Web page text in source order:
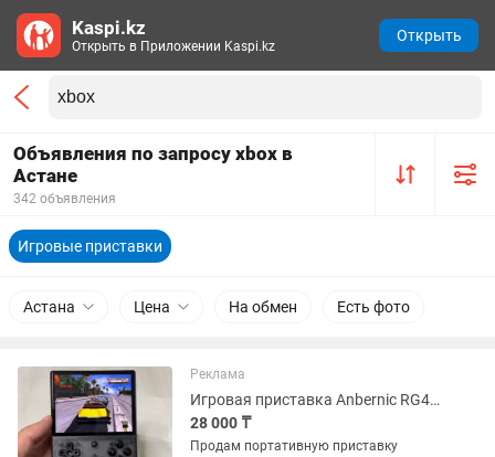
Объявления по запросу xbox в
Астане
342 объявления
Игровые приставки
Астана Цена На обмен Есть фото
Реклама
Игровая приставка Anbernic RG40XX V в идеале
28 000 ₸
Продам портативную приставку
Kaspi.kz
Открыть в Приложении Kaspi.kz
Открыть